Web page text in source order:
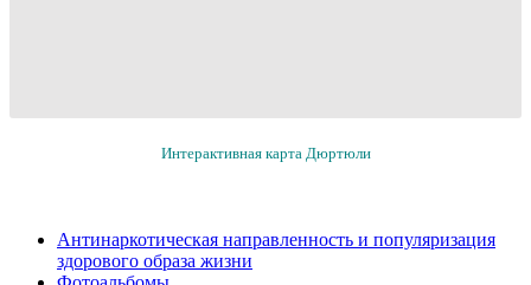
Интерактивная карта Дюртюли
Антинаркотическая направленность и популяризация
здорового образа жизни